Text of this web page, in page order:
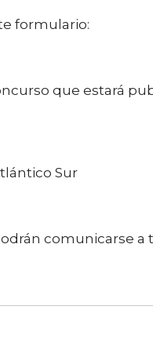
formulario:
que estará
Sur
comunicarse a